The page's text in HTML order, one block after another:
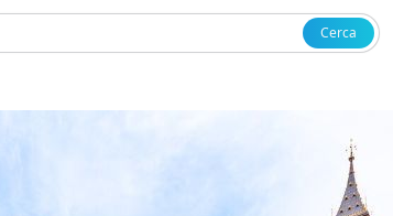
Cerca